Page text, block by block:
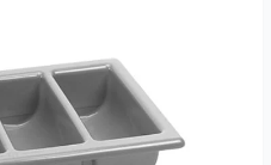
Vergroot afbeelding